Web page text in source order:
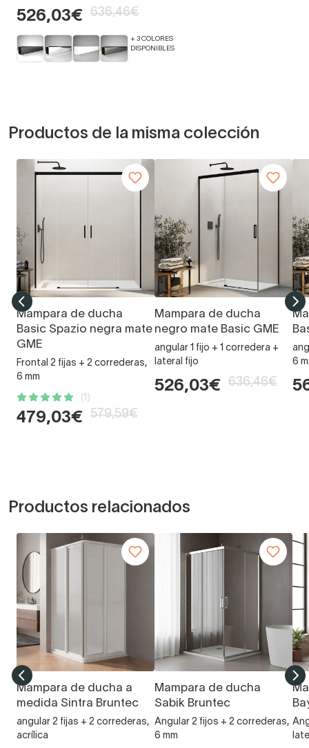
526,03€ 636,46€
+ 3 COLORES
DISPONIBLES
Productos de la misma colección
Mampara de ducha
Basic Spazio negra mate
GME
Frontal 2 fijas + 2 correderas,
6 mm
(1)
479,03€ 579,59€
Mampara de ducha
negro mate Basic GME
angular 1 fijo + 1 corredera +
lateral fijo
526,03€ 636,46€
6
Productos relacionados
Mampara de ducha a
medida Sintra Bruntec
angular 2 fijas + 2 correderas,
acrílica
Mampara de ducha
Sabik Bruntec
Angular 2 fijos + 2 correderas,
6 mm